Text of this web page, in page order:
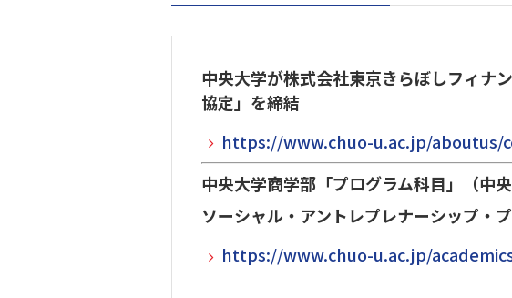
中央大学が株式会社東京きらぼしフィナ
協定」を締結
https://www.chuo-u.ac.jp/aboutus/
中央大学商学部「プログラム科目」（中
ソーシャル・アントレプレナーシップ・
https://www.chuo-u.ac.jp/